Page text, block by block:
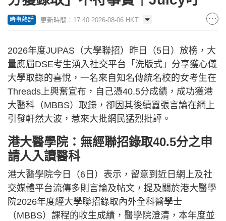
時事熱話 更新時間：17:40 2026-08-06 HKT
2026年度JUPAS（大學聯招）昨日（5日）放榜，大
量應屆DSE考生湧入社交平台「洗版式」分享獲心儀
大學取錄的喜悅，一名來自知名傳統名校的女考生在
Threads上興奮宣布，自己憑40.5分成績，成功獲港
大醫科（MBBS）取錄，卻因其後續囂張言論在網上
引發軒然大波，惹來大批網民猛烈批評。
港大醫學院：無經聯招錄取40.5分之申
請人入讀醫科
港大醫學院今日（6日）表示，留意到近日網上及社
交媒體平台流傳多則言論及帖文，提及關於港大醫學
院2026年度經大學聯招錄取內外全科醫學士
（MBBS）課程的收生成績，醫學院澄清，本年度並